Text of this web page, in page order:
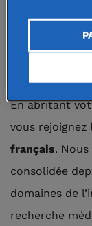
Devenir
En abritant
vous rejoignez
français.
consolidée
domaines de
recherche